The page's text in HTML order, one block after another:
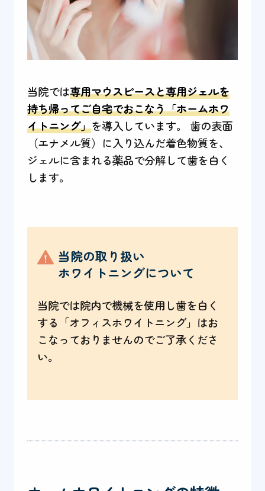
当院では専用マウスピースと専用ジェルを
持ち帰ってご自宅でおこなう「ホームホワ
イトニング」を導入しています。 歯の表面
（エナメル質）に入り込んだ着色物質を、
ジェルに含まれる薬品で分解して歯を白く
します。
当院の取り扱い
ホワイトニングについて
当院では院内で機械を使用し歯を白く
する「オフィスホワイトニング」はお
こなっておりませんのでご了承くださ
い。